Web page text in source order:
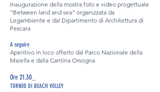
Inaugurazione della mostra foto e video progettuale
“Between land and sea” organizzata da
Legambiente e dal Dipartimento di Architettura di
Pescara
A seguire
Aperitivo in loco offerto dal Parco Nazionale della
Maiella e dalla Cantina Orsogna
Ore 21.30_
TORNEO DI BEACH VOLLEY